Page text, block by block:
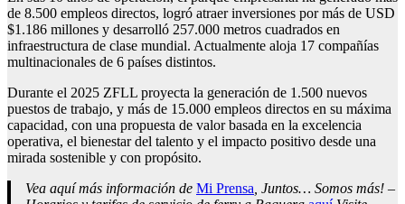
de 8.500 empleos directos, logró atraer inversiones por más de USD
$1.186 millones y desarrolló 257.000 metros cuadrados en
infraestructura de clase mundial. Actualmente aloja 17 compañías
multinacionales de 6 países distintos.
Durante el 2025 ZFLL proyecta la generación de 1.500 nuevos
puestos de trabajo, y más de 15.000 empleos directos en su máxima
capacidad, con una propuesta de valor basada en la excelencia
operativa, el bienestar del talento y el impacto positivo desde una
mirada sostenible y con propósito.
Vea aquí más información de Mi Prensa, Juntos… Somos más! –